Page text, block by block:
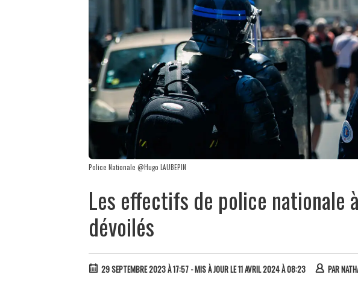
Police Nationale @Hugo LAUBEPIN
Les effectifs de police nationale
dévoilés
29 SEPTEMBRE 2023 À 17:57 - MIS À JOUR LE 11 AVRIL 2024 À 08:23 PAR